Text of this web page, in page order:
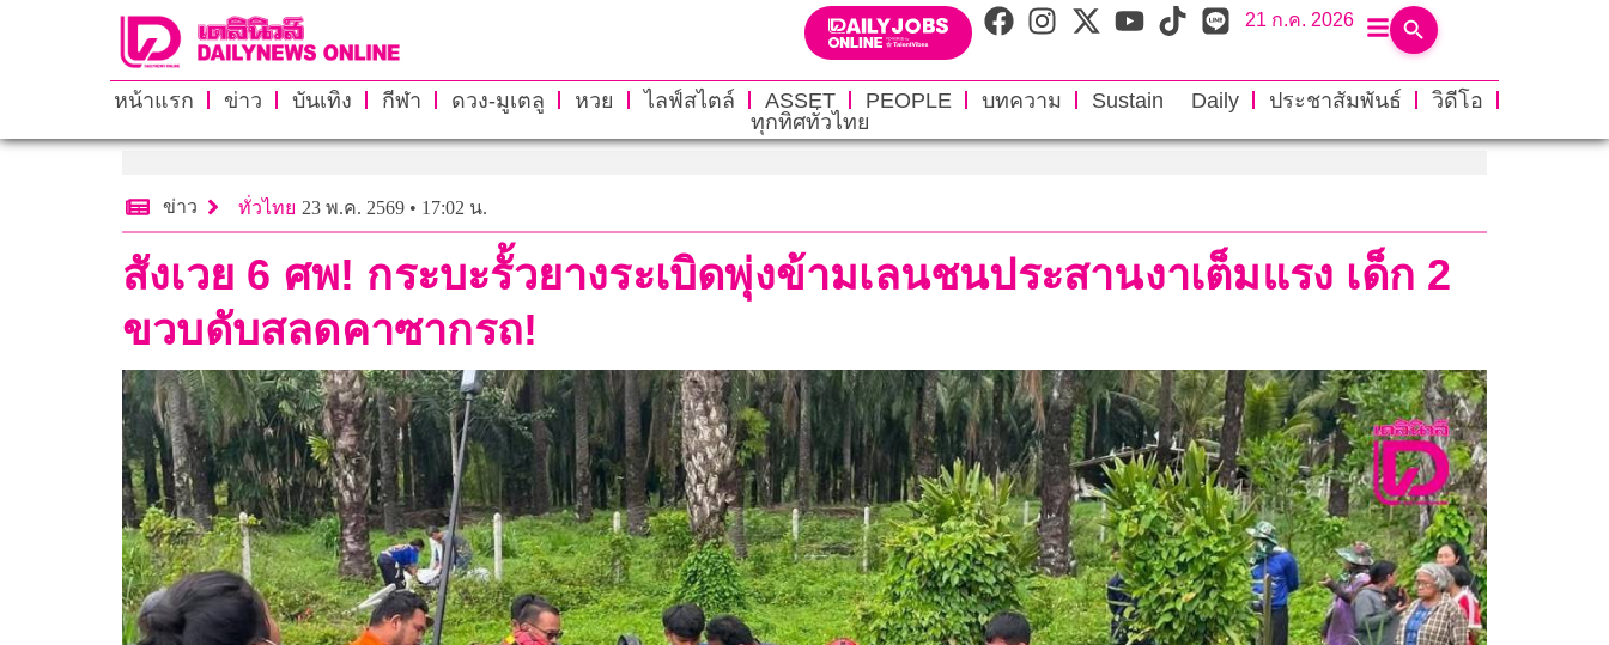
21 ก.ค. 2026
หน้าแรก ข่าว บันเทิง กีฬา ดวง-มูเตลู หวย ไลฟ์สไตล์ ASSET PEOPLE บทความ Sustain Daily ประชาสัมพันธ์
วิดีโอ
ทุกทิศทั่วไทย
ข่าว ทั่วไทย 23 พ.ค. 2569 • 17:02 น.
สังเวย 6 ศพ! กระบะรั้วยางระเบิดพุ่งข้ามเลนชนประสานงาเต็มแรง เด็ก 2
ขวบดับสลดคาซากรถ!